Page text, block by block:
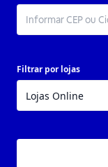
Filtrar por lojas